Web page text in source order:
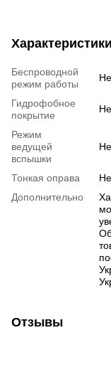
Характеристики
Беспроводной
режим работы
Гидрофобное
покрытие
Режим
ведущей
вспышки
Тонкая оправа
Дополнительно
Отзывы